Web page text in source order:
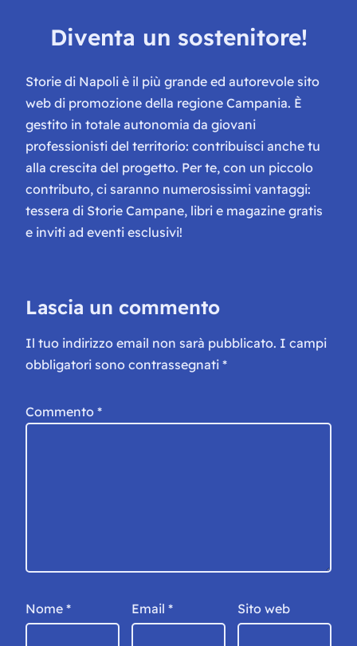
Diventa un sostenitore!
Storie di Napoli è il più grande ed autorevole sito
web di promozione della regione Campania. È
gestito in totale autonomia da giovani
professionisti del territorio: contribuisci anche tu
alla crescita del progetto. Per te, con un piccolo
contributo, ci saranno numerosissimi vantaggi:
tessera di Storie Campane, libri e magazine gratis
e inviti ad eventi esclusivi!
Lascia un commento
Il tuo indirizzo email non sarà pubblicato. I campi
obbligatori sono contrassegnati *
Commento *
Nome * Email * Sito web